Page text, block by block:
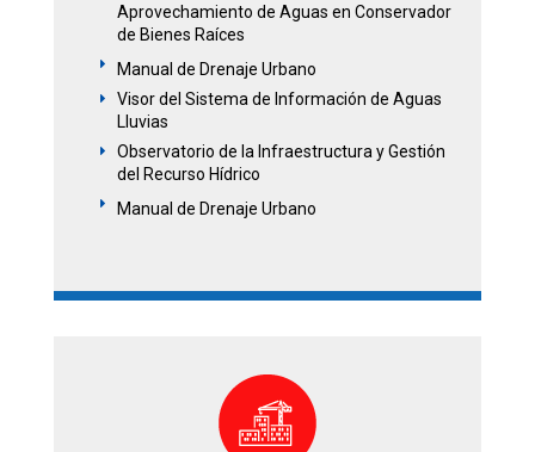
Aprovechamiento de Aguas en Conservador
de Bienes Raíces
E Manual de Drenaje Urbano
E
Visor del Sistema de Información de Aguas
Lluvias
E
Observatorio de la Infraestructura y Gestión
del Recurso Hídrico
E Manual de Drenaje Urbano